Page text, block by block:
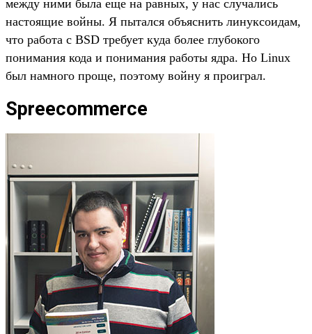
между ними была еще на равных, у нас случались
настоящие войны. Я пытался объяснить линуксоидам,
что работа с BSD требует куда более глубокого
понимания кода и понимания работы ядра. Но Linux
был намного проще, поэтому войну я проиграл.
Spreecommerce